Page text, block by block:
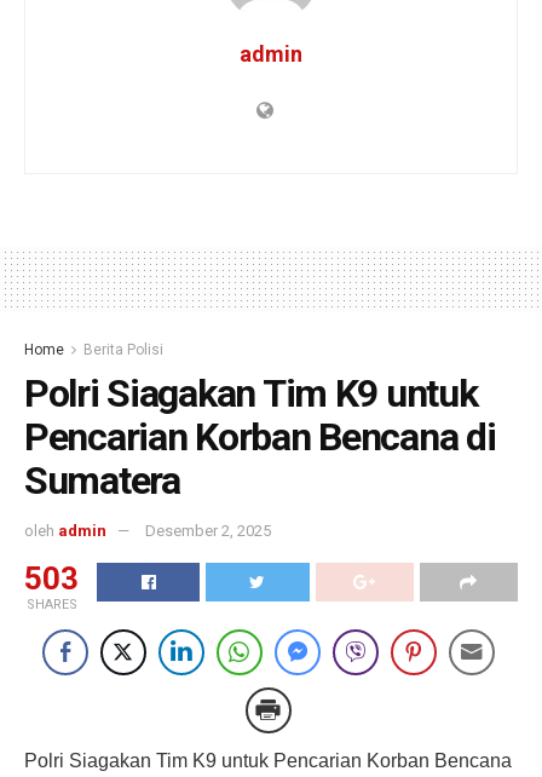
admin
Home Berita Polisi
Polri Siagakan Tim K9 untuk
Pencarian Korban Bencana di
Sumatera
oleh admin Desember 2, 2025
503
SHARES
Polri Siagakan Tim K9 untuk Pencarian Korban Bencana